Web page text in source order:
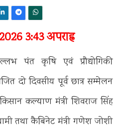
3:43 अपराह्न
पंत कृषि एवं प्रौद्योगिकी
दो दिवसीय पूर्व छात्र सम्मेलन
कल्याण मंत्री शिवराज सिंह
तथा कैबिनेट मंत्री गणेश जोशी